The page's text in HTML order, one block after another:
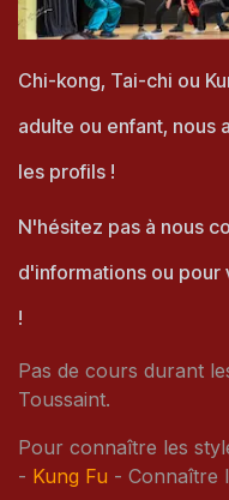
Chi-kong, Tai-chi ou
adulte ou enfant, nous
les profils !
N'hésitez pas à nous
d'informations ou pour
!
Pas de cours durant
Toussaint.
Pour connaître les
- Kung Fu - Connaître